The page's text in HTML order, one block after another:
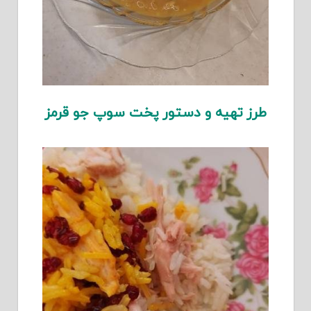
طرز تهیه و دستور پخت سوپ جو قرمز